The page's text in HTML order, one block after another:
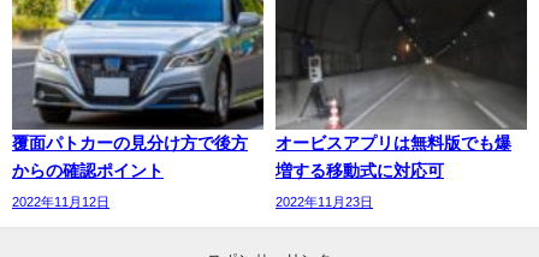
覆面パトカーの見分け方で後方
からの確認ポイント
2022年11月12日
オービスアプリは無料版でも爆
増する移動式に対応可
2022年11月23日